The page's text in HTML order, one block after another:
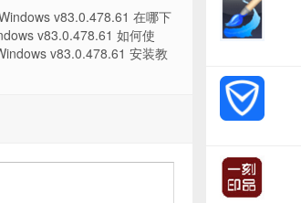
v83.0.478.61 在哪下
v83.0.478.61 如何使
v83.0.478.61 安装教